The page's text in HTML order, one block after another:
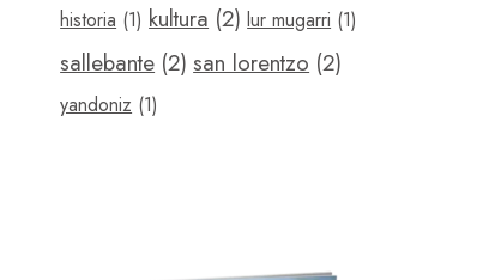
historia (1) kultura (2) lur mugarri (1)
sallebante (2) san lorentzo (2)
yandoniz (1)